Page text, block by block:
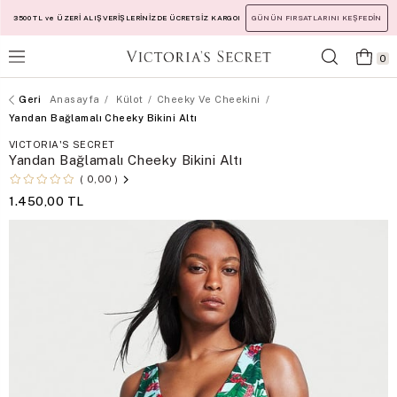
3500 TL ve ÜZERİ ALIŞVERİŞLERİNİZDE ÜCRETSİZ KARGO! GÜNÜN FIRSATLARINI KEŞFEDİN
0
Anasayfa Külot
Cheeky Ve Cheekini
Yandan Bağlamalı Cheeky Bikini Altı
VICTORIA'S SECRET
Yandan Bağlamalı Cheeky Bikini Altı
0,00
1.450,00 TL